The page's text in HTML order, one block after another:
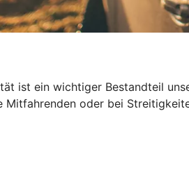
ist ein wichtiger Bestandteil
Mitfahrenden oder bei